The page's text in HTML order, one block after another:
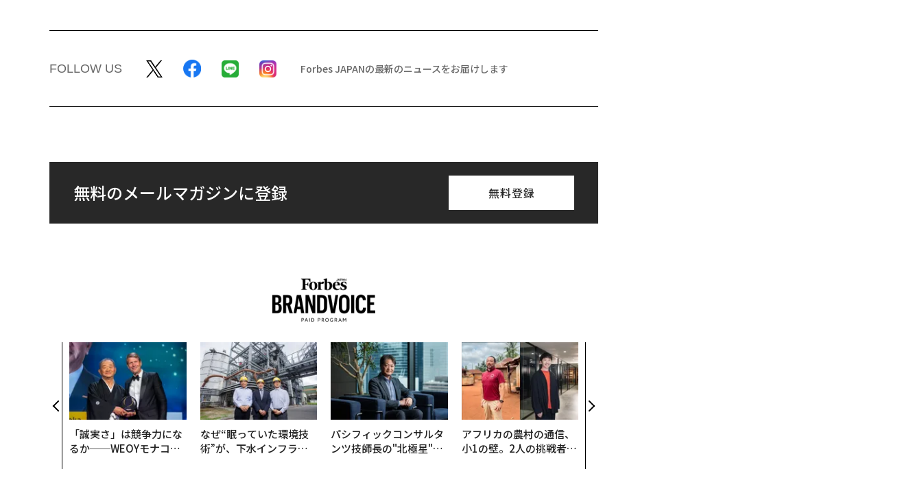
FOLLOW US Forbes JAPANの最新のニュースをお届けします
無料のメールマガジンに登録 無料登録
「誠実さ」は競争力にな
るか──WEOYモナコで
なぜ“眠っていた環境技
術”が、下水インフラを
パシフィックコンサルタ
ンツ技師長の"北極星"。
アフリカの農村の通信、
小1の壁。2人の挑戦者が